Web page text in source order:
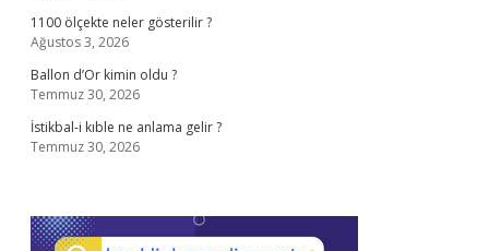
1100 ölçekte neler gösterilir ?
Ağustos 3, 2026
Ballon d’Or kimin oldu ?
Temmuz 30, 2026
İstikbal-i kıble ne anlama gelir ?
Temmuz 30, 2026